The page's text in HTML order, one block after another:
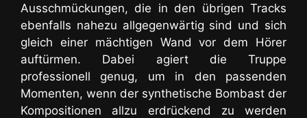
Ausschmückungen, die in den übrigen Tracks
ebenfalls nahezu allgegenwärtig sind und sich
gleich einer mächtigen Wand vor dem Hörer
auftürmen. Dabei agiert die Truppe
professionell genug, um in den passenden
Momenten, wenn der synthetische Bombast der
Kompositionen allzu erdrückend zu werden